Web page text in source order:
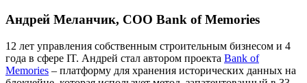
Андрей Меланчик, COO Bank of Memories
12 лет управления собственным строительным бизнесом и 4
года в сфере IT. Андрей стал автором проекта Bank of
Memories – платформу для хранения исторических данных на